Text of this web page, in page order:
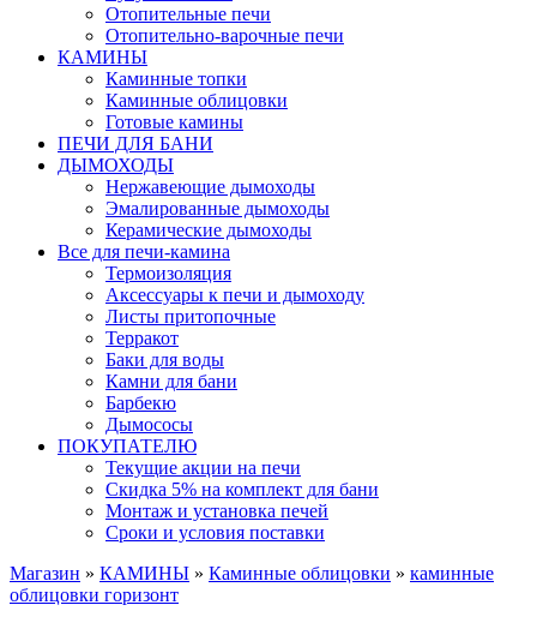
Отопительные печи
Отопительно-варочные печи
КАМИНЫ
Каминные топки
Каминные облицовки
Готовые камины
ПЕЧИ ДЛЯ БАНИ
ДЫМОХОДЫ
Нержавеющие дымоходы
Эмалированные дымоходы
Керамические дымоходы
Все для печи-камина
Термоизоляция
Аксессуары к печи и дымоходу
Листы притопочные
Терракот
Баки для воды
Камни для бани
Барбекю
Дымососы
ПОКУПАТЕЛЮ
Текущие акции на печи
Скидка 5% на комплект для бани
Монтаж и установка печей
Сроки и условия поставки
Магазин » КАМИНЫ » Каминные облицовки » каминные
облицовки горизонт